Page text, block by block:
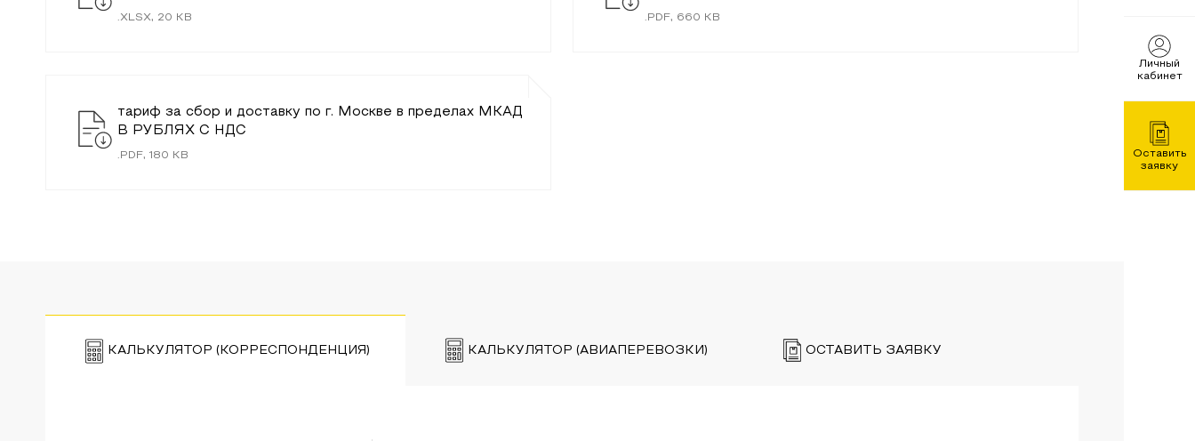
Личный
кабинет
Оставить
заявку
. XLSX, 20 KB . PDF, 660 KB
тариф за сбор и доставку по г. Москве в пределах МКАД
В РУБЛЯХ С НДС
. PDF, 180 KB
КАЛЬКУЛЯТОР (КОРРЕСПОНДЕНЦИЯ) КАЛЬКУЛЯТОР (АВИАПЕРЕВОЗКИ) ОСТАВИТЬ ЗАЯВКУ